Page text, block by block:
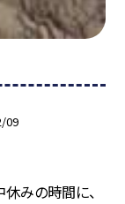
09
みの時間に、